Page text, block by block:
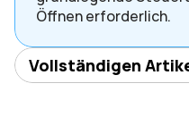
Öffnen erforderlich.
Vollständigen